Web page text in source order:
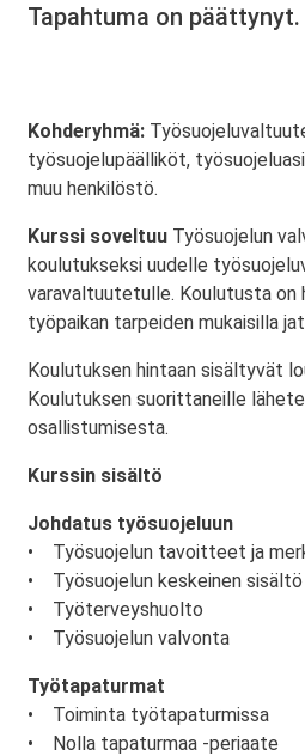
Tapahtuma on päättynyt.
Kohderyhmä:
työsuojelupäälliköt,
muu henkilöstö.
Kurssi soveltuu Työsuojelun
koulutukseksi uudelle
varavaltuutetulle. Koulutusta on
työpaikan tarpeiden mukaisilla
Koulutuksen hintaan sisältyvät
Koulutuksen suorittaneille
osallistumisesta.
Kurssin sisältö
Johdatus työsuojeluun
• Työsuojelun tavoitteet ja
• Työsuojelun keskeinen sisältö
• Työterveyshuolto
• Työsuojelun valvonta
Työtapaturmat
• Toiminta työtapaturmissa
• Nolla tapaturmaa -periaate